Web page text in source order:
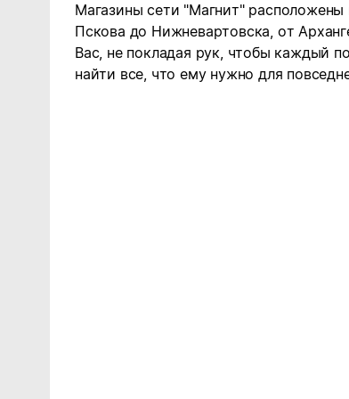
Магазины сети "Магнит" расположены
Пскова до Нижневартовска, от
Вас, не покладая рук, чтобы каждый
найти все, что ему нужно для